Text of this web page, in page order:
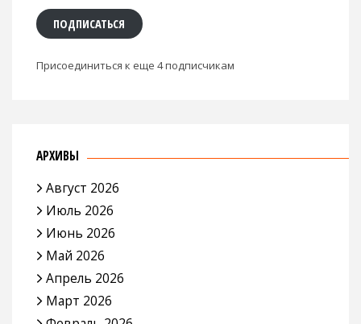
ПОДПИСАТЬСЯ
Присоединиться к еще 4 подписчикам
АРХИВЫ
Август 2026
Июль 2026
Июнь 2026
Май 2026
Апрель 2026
Март 2026